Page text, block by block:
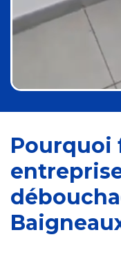
Pourquoi